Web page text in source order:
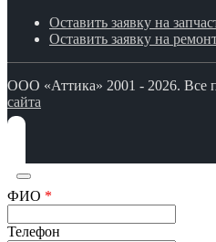
Оставить заявку на
Оставить заявку на
ООО «Аттика» 2001 - 2026. Все
сайта
ФИО *
Телефон